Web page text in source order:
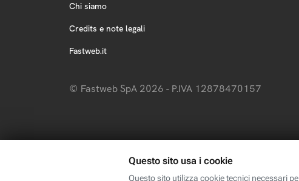
Chi siamo
Credits e note legali
Fastweb.it
© Fastweb SpA 2026 - P.IVA 12878470157